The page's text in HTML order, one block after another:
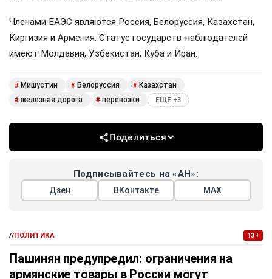
Членами ЕАЭС являются Россия, Белоруссия, Казахстан,
Киргизия и Армения. Статус государств-наблюдателей
имеют Молдавия, Узбекистан, Куба и Иран.
# Мишустин # Белоруссия # Казахстан
# железная дорога # перевозки ЕЩЕ +3
Поделиться
Подписывайтесь на «АН»:
Дзен ВКонтакте МАХ
//ПОЛИТИКА 13+
Пашинян предупредил: ограничения на
армянские товары в России могут